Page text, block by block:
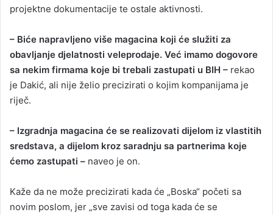
projektne dokumentacije te ostale aktivnosti.
– Biće napravljeno više magacina koji će služiti za
obavljanje djelatnosti veleprodaje. Već imamo dogovore
sa nekim firmama koje bi trebali zastupati u BIH – rekao
je Dakić, ali nije želio precizirati o kojim kompanijama je
riječ.
– Izgradnja magacina će se realizovati dijelom iz vlastitih
sredstava, a dijelom kroz saradnju sa partnerima koje
ćemo zastupati – naveo je on.
Kaže da ne može precizirati kada će „Boska“ početi sa
novim poslom, jer „sve zavisi od toga kada će se